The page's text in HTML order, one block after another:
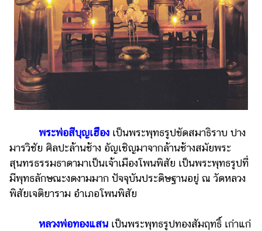
พระพ่อสีบุญเฮือง เป็นพระพุทธรูปขัดสมาธิราบ ปาง
มารวิชัย ศิลปะล้านช้าง อัญเชิญมาจากล้านช้างสมัยพระ
สุนทรธรรมธาดามาเป็นเจ้าเมืองโพนพิสัย เป็นพระพุทธรูปที่
มีพุทธลักษณะงดงามมาก ปัจจุบันประดิษฐานอยู่ ณ วัดหลวง
พิสัยเจติยาราม อำเภอโพนพิสัย
หลวงพ่อทองแสน เป็นพระพุทธรูปทองสัมฤทธิ์ เก่าแก่